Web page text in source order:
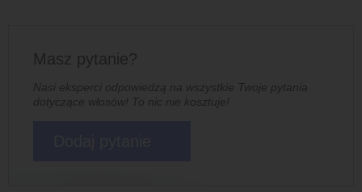
Masz pytanie?
Nasi eksperci odpowiedzą na wszystkie Twoje pytania
dotyczące włosów! To nic nie kosztuje!